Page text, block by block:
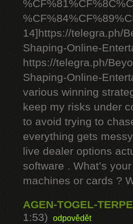
14]https://telegra.ph/
Shaping-Online-
https://telegra.ph/
Shaping-Online-
various winning
keep my risks under
to avoid trying to
everything gets
live dealer options
software . What’s
machines or cards ?
AGEN-TOGEL-
1:53)
odpovědět